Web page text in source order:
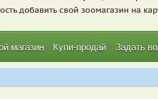
магазин Купи-продай Задать